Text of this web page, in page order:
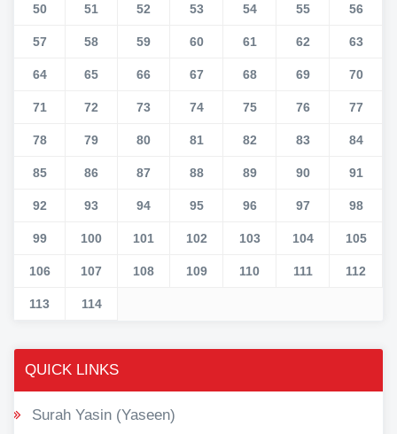
50 51 52 53 54 55 56
57 58 59 60 61 62 63
64 65 66 67 68 69 70
71 72 73 74 75 76 77
78 79 80 81 82 83 84
85 86 87 88 89 90 91
92 93 94 95 96 97 98
99 100 101 102 103 104 105
106 107 108 109 110 111 112
113 114
QUICK LINKS
Surah Yasin (Yaseen)